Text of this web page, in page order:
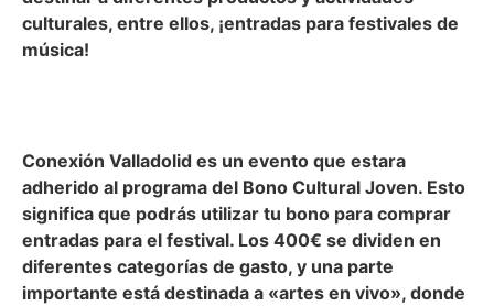
culturales, entre ellos, ¡entradas para festivales de
música!
Conexión Valladolid es un evento que estara
adherido al programa del Bono Cultural Joven. Esto
significa que podrás utilizar tu bono para comprar
entradas para el festival. Los 400€ se dividen en
diferentes categorías de gasto, y una parte
importante está destinada a «artes en vivo», donde